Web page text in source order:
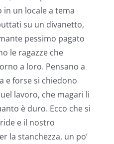
un locale a tema
su un divanetto,
pessimo pagato
le ragazze che
a loro. Pensano a
e forse si chiedono
lavoro, che magari li
è duro. Ecco che si
e il nostro
la stanchezza, un po’